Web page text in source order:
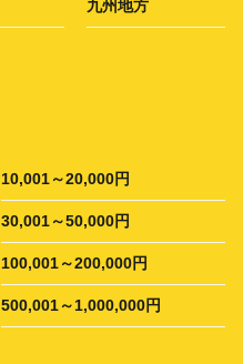
九州地方
10,001～20,000円
30,001～50,000円
100,001～200,000円
500,001～1,000,000円